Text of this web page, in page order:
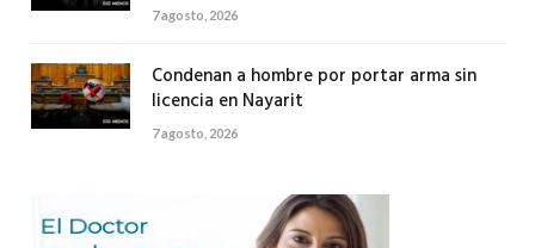
7 agosto, 2026
Condenan a hombre por portar arma sin
licencia en Nayarit
7 agosto, 2026